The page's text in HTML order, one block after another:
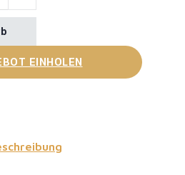
EINHOLEN